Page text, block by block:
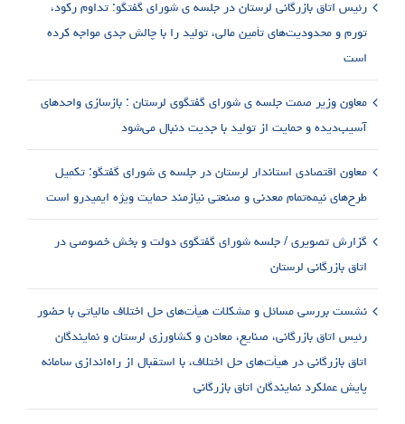
رئیس اتاق بازرگانی لرستان در جلسه ی شورای گفتگو: تداوم رکود،
تورم و محدودیت‌های تأمین مالی، تولید را با چالش جدی مواجه کرده
است
معاون وزیر صمت جلسه ی شورای گفتگوی لرستان : بازسازی واحدهای
آسیب‌دیده و حمایت از تولید با جدیت دنبال می‌شود
معاون اقتصادی استاندار لرستان در جلسه ی شورای گفتگو: تکمیل
طرح‌های نیمه‌تمام معدنی و صنعتی نیازمند حمایت ویژه ایمیدرو است
گزارش تصویری / جلسه شورای گفتگوی دولت و بخش خصوصی در
اتاق بازرگانی لرستان
نشست بررسی مسائل و مشکلات هیأت‌های حل اختلاف مالیاتی با حضور
رئیس اتاق بازرگانی، صنایع، معادن و کشاورزی لرستان و نمایندگان
اتاق بازرگانی در هیأت‌های حل اختلاف، با استقبال از راه‌اندازی سامانه
پایش عملکرد نمایندگان اتاق بازرگانی